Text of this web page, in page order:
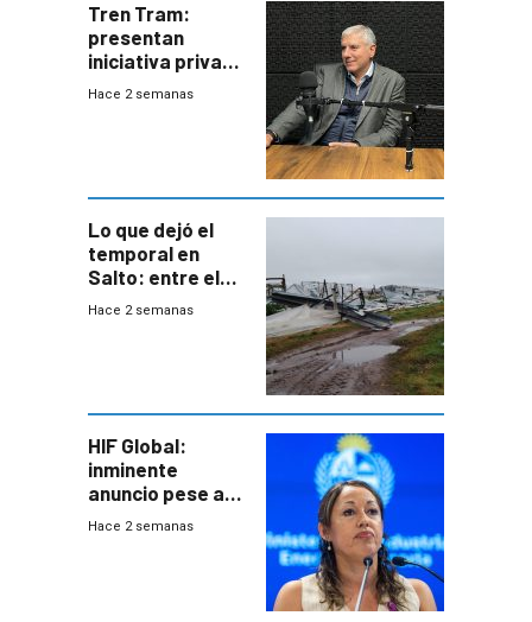
Tren Tram:
presentan
iniciativa privada
para una red de
Hace 2 semanas
Lo que dejó el
temporal en
Salto: entre el
impacto
Hace 2 semanas
HIF Global:
inminente
anuncio pese a
declaración de
Hace 2 semanas